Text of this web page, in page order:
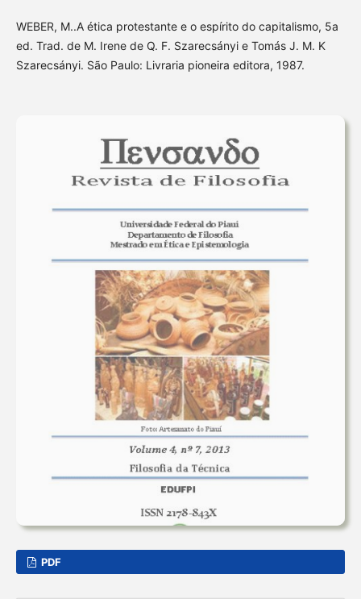
WEBER, M..A ética protestante e o espírito do capitalismo, 5a
ed. Trad. de M. Irene de Q. F. Szarecsányi e Tomás J. M. K
Szarecsányi. São Paulo: Livraria pioneira editora, 1987.
PDF